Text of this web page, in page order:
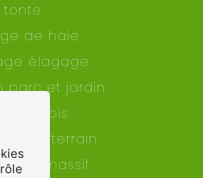
tonte
de haie
élagage
parc et jardin
bois
de terrain
de massif